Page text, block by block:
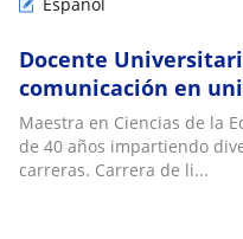
Docente
comunicación en
jóvenes y adultos
Maestra en Ciencias de la
de 40 años impartiendo
carreras. Carrera de li...